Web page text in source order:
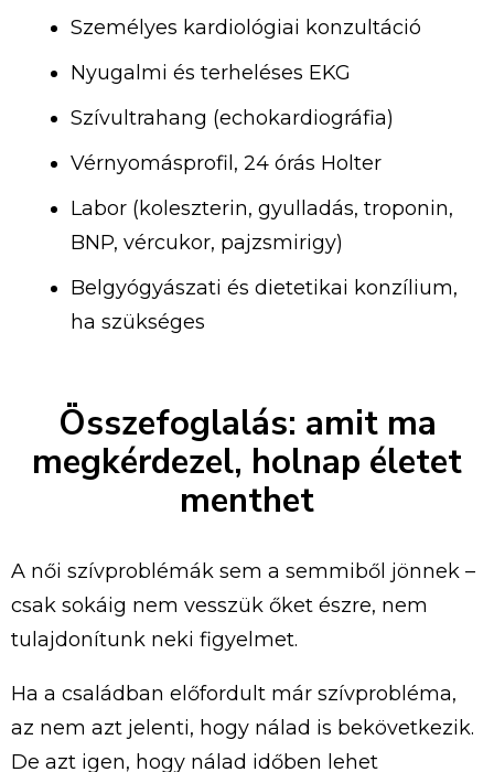
Személyes kardiológiai konzultáció
Nyugalmi és terheléses EKG
Szívultrahang (echokardiográfia)
Vérnyomásprofil, 24 órás Holter
Labor (koleszterin, gyulladás, troponin,
BNP, vércukor, pajzsmirigy)
Belgyógyászati és dietetikai konzílium,
ha szükséges
Összefoglalás: amit ma
megkérdezel, holnap életet
menthet
A női szívproblémák sem a semmiből jönnek –
csak sokáig nem vesszük őket észre, nem
tulajdonítunk neki figyelmet.
Ha a családban előfordult már szívprobléma,
az nem azt jelenti, hogy nálad is bekövetkezik.
De azt igen, hogy nálad időben lehet